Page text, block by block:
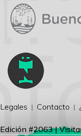
Legales Contacto
Edición #2063 |